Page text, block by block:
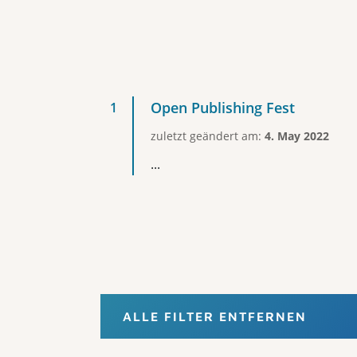
Open Publishing Fest
zuletzt geändert am: 4. May 2022
...
ALLE FILTER ENTFERNEN